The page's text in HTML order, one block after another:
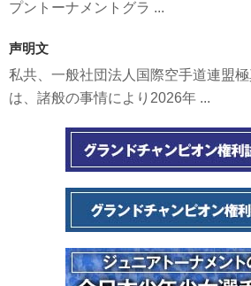
プントーナメントグラ ...
声明文
私共、一般社団法人国際空手道連盟
は、諸般の事情により2026年 ...